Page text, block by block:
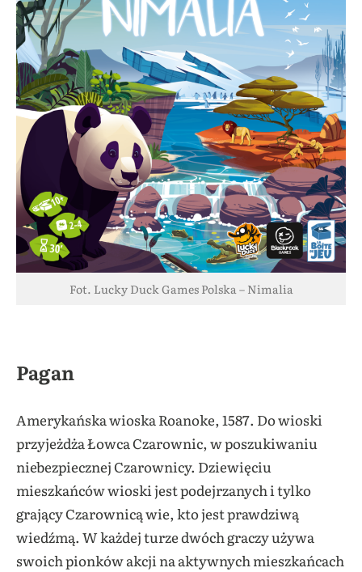
Fot. Lucky Duck Games Polska – Nimalia
Pagan
Amerykańska wioska Roanoke, 1587. Do wioski
przyjeżdża Łowca Czarownic, w poszukiwaniu
niebezpiecznej Czarownicy. Dziewięciu
mieszkańców wioski jest podejrzanych i tylko
grający Czarownicą wie, kto jest prawdziwą
wiedźmą. W każdej turze dwóch graczy używa
swoich pionków akcji na aktywnych mieszkańcach